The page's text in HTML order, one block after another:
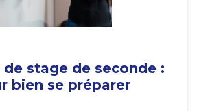
de stage de seconde :
bien se préparer